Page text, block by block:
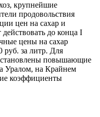
крупнейшие
продовольствия
цен на сахар и
до конца I
цены на сахар
руб. за литр. Для
повышающие
Уралом, на Крайнем
коэффициенты